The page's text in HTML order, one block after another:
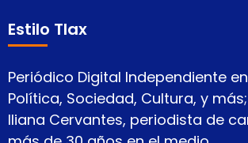
Estilo Tlax
Periódico Digital Independiente
Política, Sociedad, Cultura, y
Iliana Cervantes, periodista de